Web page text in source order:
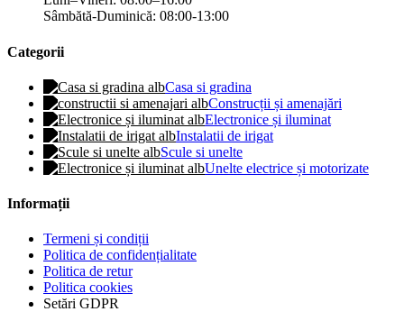
Sâmbătă-Duminică: 08:00-13:00
Categorii
Casa si gradina
Construcții și amenajări
Electronice și iluminat
Instalatii de irigat
Scule si unelte
Unelte electrice și motorizate
Informații
Termeni și condiții
Politica de confidențialitate
Politica de retur
Politica cookies
Setări GDPR